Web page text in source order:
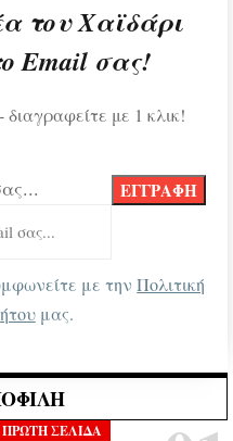
του Χαϊδάρι
Email σας!
με 1 κλικ!
με τηνΠολιτική
μας.
ΠΡΩΤΗ ΣΕΛΙΔΑ